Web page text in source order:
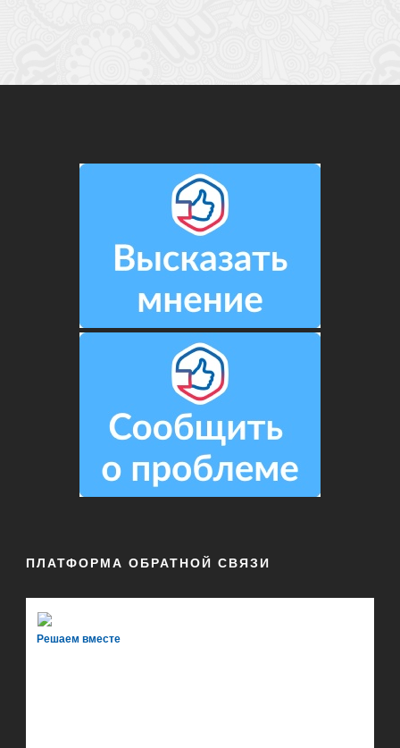
ПЛАТФОРМА ОБРАТНОЙ СВЯЗИ
Решаем вместе